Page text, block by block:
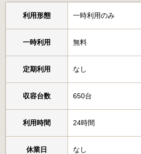
利用形態 一時利用のみ
一時利用 無料
定期利用 なし
収容台数 650台
利用時間 24時間
休業日 なし